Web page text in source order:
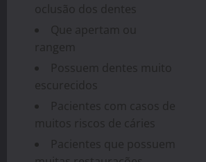
oclusão dos dentes
Que apertam ou
rangem
Possuem dentes muito
escurecidos
Pacientes com casos de
muitos riscos de cáries
Pacientes que possuem